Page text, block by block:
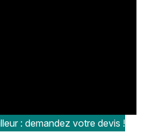
: demandez votre devis !